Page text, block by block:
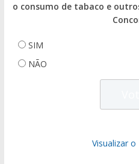
o consumo de tabaco e
SIM
NÃO
Visualizar o